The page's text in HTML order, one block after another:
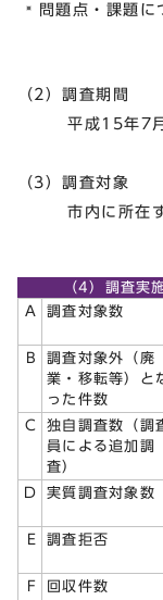
問題点・課題に
（2）調査期間
平成15年7月1
（3）調査対象
市内に所在す
（4）調査実
A
調査対象数
B
調査対象外（廃
業・移転等）と
った件数
C
独自調査数（調
員による追加調
査）
D 実質調査対象数
E
調査拒否
F
回収件数